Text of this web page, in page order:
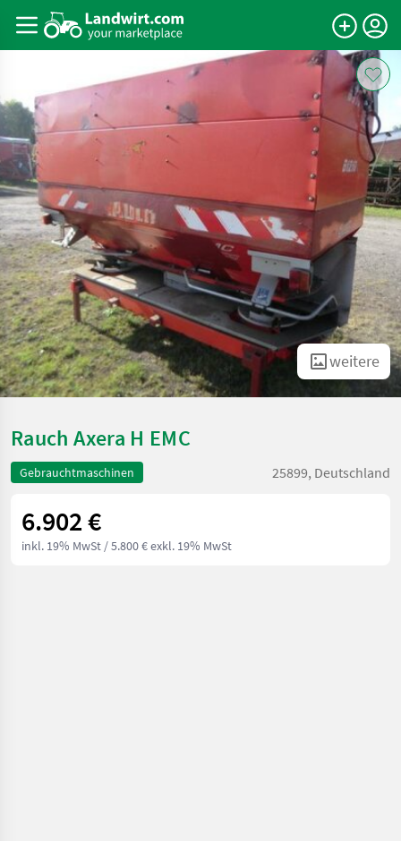
weitere
Rauch Axera H EMC
Gebrauchtmaschinen 25899, Deutschland
6.902 €
inkl. 19% MwSt / 5.800 € exkl. 19% MwSt